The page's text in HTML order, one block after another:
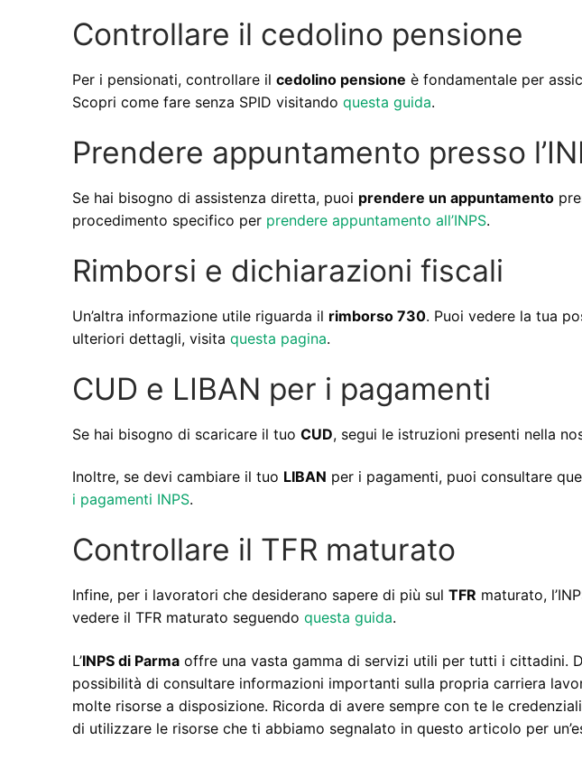
Controllare il cedolino pensione
Per i pensionati, controllare il cedolino pensione è fondamentale per
Scopri come fare senza SPID visitando questa guida.
Prendere appuntamento presso
Se hai bisogno di assistenza diretta, puoi prendere un appuntamento
procedimento specifico per prendere appuntamento all’INPS.
Rimborsi e dichiarazioni fiscali
Un’altra informazione utile riguarda il rimborso 730. Puoi vedere la tua
ulteriori dettagli, visita questa pagina.
CUD e LIBAN per i pagamenti
Se hai bisogno di scaricare il tuo CUD, segui le istruzioni presenti nella
Inoltre, se devi cambiare il tuo LIBAN per i pagamenti, puoi consultare
i pagamenti INPS.
Controllare il TFR maturato
Infine, per i lavoratori che desiderano sapere di più sul TFR maturato,
vedere il TFR maturato seguendo questa guida.
L’INPS di Parma offre una vasta gamma di servizi utili per tutti i cittadini.
possibilità di consultare informazioni importanti sulla propria carriera
molte risorse a disposizione. Ricorda di avere sempre con te le
di utilizzare le risorse che ti abbiamo segnalato in questo articolo per